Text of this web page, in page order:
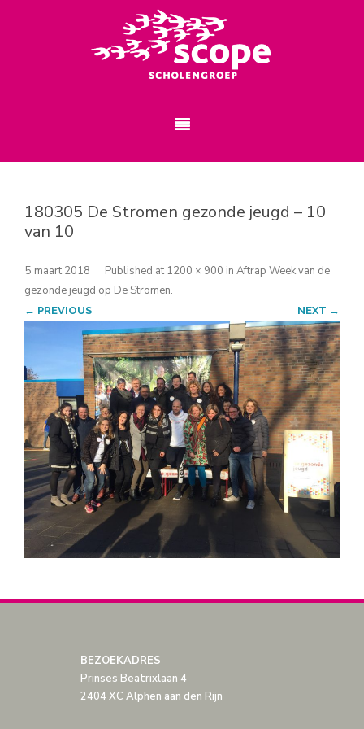
180305 De Stromen gezonde jeugd – 10
van 10
Published
5 maart 2018 at 1200 × 900 in Aftrap Week van de
gezonde jeugd op De Stromen.
← PREVIOUS NEXT →
BEZOEKADRES
Prinses Beatrixlaan 4
2404 XC Alphen aan den Rijn